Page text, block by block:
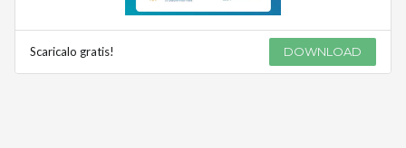
Scaricalo gratis! DOWNLOAD